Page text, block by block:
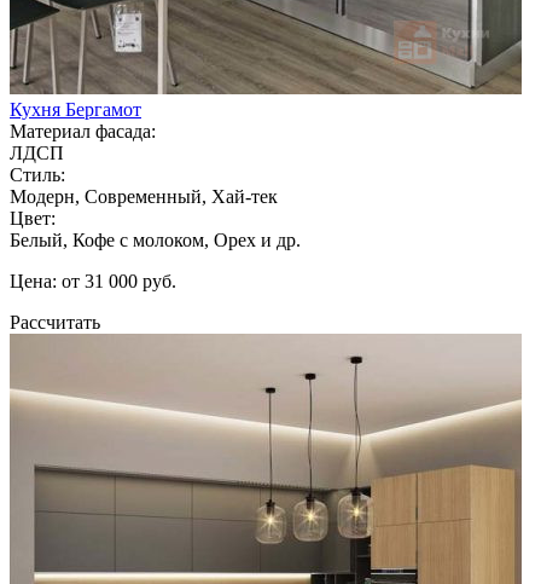
Кухня Бергамот
Материал фасада:
ЛДСП
Стиль:
Модерн, Современный, Хай-тек
Цвет:
Белый, Кофе с молоком, Орех и др.
Цена: от 31 000 руб.
Рассчитать